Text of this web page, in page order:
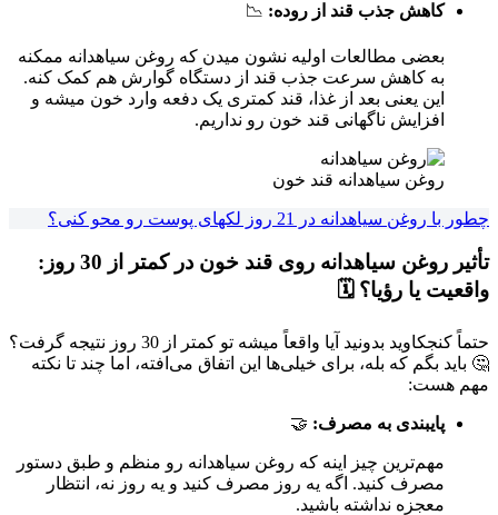
کاهش جذب قند از روده: 📉
بعضی مطالعات اولیه نشون میدن که روغن سیاهدانه ممکنه
به کاهش سرعت جذب قند از دستگاه گوارش هم کمک کنه.
این یعنی بعد از غذا، قند کمتری یک دفعه وارد خون میشه و
افزایش ناگهانی قند خون رو نداریم.
روغن سیاهدانه قند خون
چطور با روغن سیاهدانه در 21 روز لکهای پوست رو محو کنی؟
تأثیر روغن سیاهدانه روی قند خون در کمتر از 30 روز:
واقعیت یا رؤیا؟ 🗓️
حتماً کنجکاوید بدونید آیا واقعاً میشه تو کمتر از 30 روز نتیجه گرفت؟
🤔 باید بگم که بله، برای خیلی‌ها این اتفاق می‌افته، اما چند تا نکته
مهم هست:
پایبندی به مصرف: 🤝
مهم‌ترین چیز اینه که روغن سیاهدانه رو منظم و طبق دستور
مصرف کنید. اگه یه روز مصرف کنید و یه روز نه، انتظار
معجزه نداشته باشید.